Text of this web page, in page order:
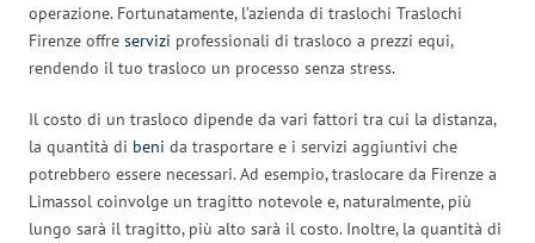
operazione. Fortunatamente, l’azienda di traslochi Traslochi
Firenze offre servizi professionali di trasloco a prezzi equi,
rendendo il tuo trasloco un processo senza stress.
Il costo di un trasloco dipende da vari fattori tra cui la distanza,
la quantità di beni da trasportare e i servizi aggiuntivi che
potrebbero essere necessari. Ad esempio, traslocare da Firenze a
Limassol coinvolge un tragitto notevole e, naturalmente, più
lungo sarà il tragitto, più alto sarà il costo. Inoltre, la quantità di